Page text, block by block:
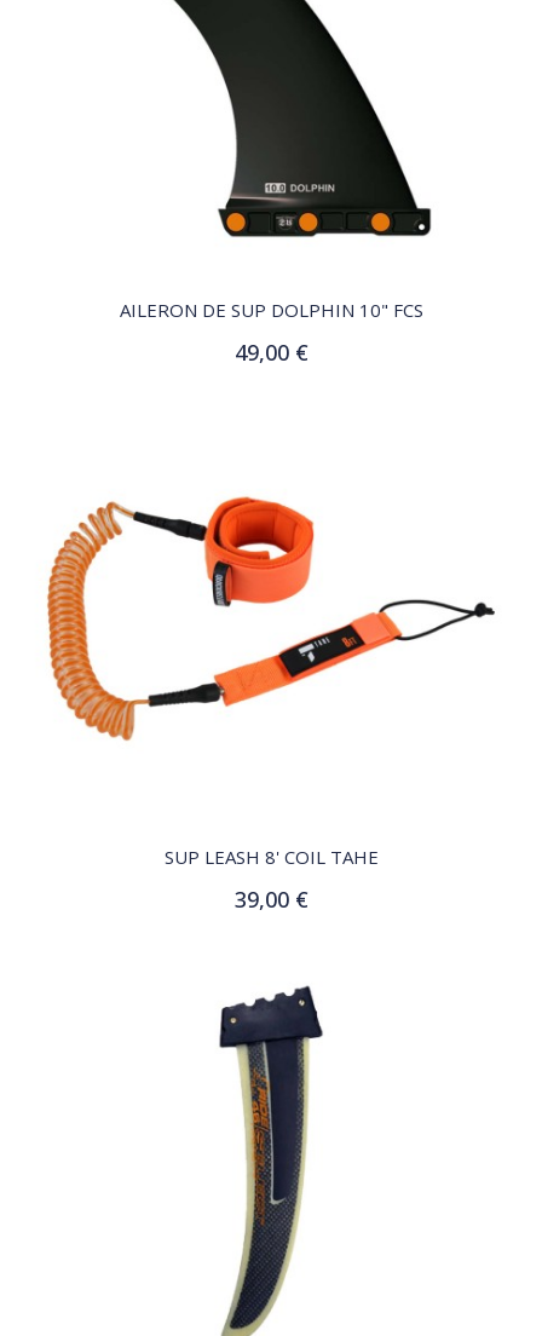
AILERON DE SUP DOLPHIN 10" FCS
49,00 €
Ajouter au panier
SUP LEASH 8' COIL TAHE
39,00 €
Ajouter au panier